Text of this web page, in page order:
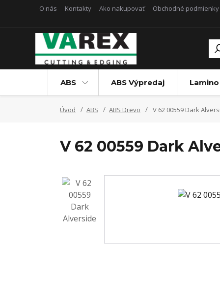
O nás Kontakty Ako nakupovať Obchodné podmienky
ABS ABS Výpredaj
Úvod ABS ABS Drevo V 62 00559 Dark
V 62 00559 Dark